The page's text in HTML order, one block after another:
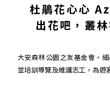
杜鵑花心心
出花吧，叢
大安森林公園之友基金會，
並培訓導覽及維護志工，為遊